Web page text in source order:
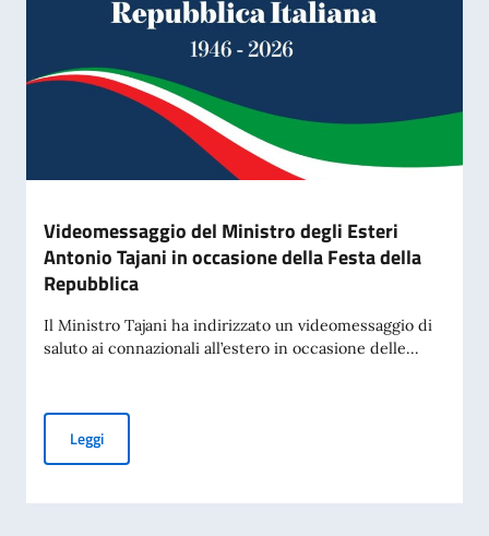
Videomessaggio del Ministro degli Esteri
Antonio Tajani in occasione della Festa della
Repubblica
Il Ministro Tajani ha indirizzato un videomessaggio di
saluto ai connazionali all’estero in occasione delle...
LeggiVideomessaggio del Ministro degli Esteri Antonio Tajani in